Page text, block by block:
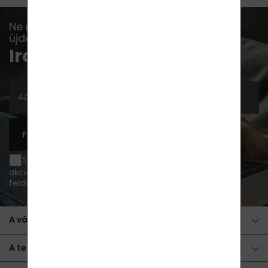
Ne maradj le többé egyetlen akcióról,
újdonságról vagy tippről sem...
Iratkozz fel a hírlevélre
FELIRATKOZÁS
Szeretnék e-mailben értesülni az újdonságokról és
akciós ajánlatokról, és egyetértek a
feldolgozása
A vásárlásról
A termékekről